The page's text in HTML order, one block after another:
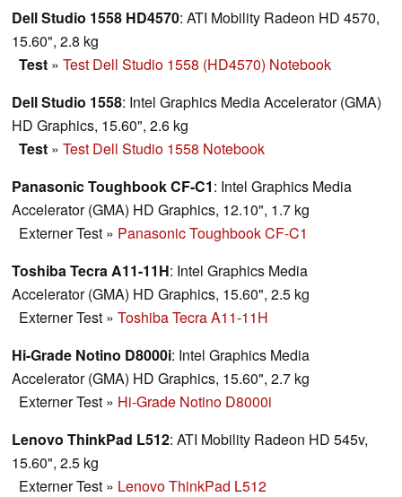
Dell Studio 1558 HD4570: ATI Mobility Radeon HD 4570,
15.60", 2.8 kg
Test » Test Dell Studio 1558 (HD4570) Notebook
Dell Studio 1558: Intel Graphics Media Accelerator (GMA)
HD Graphics, 15.60", 2.6 kg
Test » Test Dell Studio 1558 Notebook
Panasonic Toughbook CF-C1: Intel Graphics Media
Accelerator (GMA) HD Graphics, 12.10", 1.7 kg
Externer Test » Panasonic Toughbook CF-C1
Toshiba Tecra A11-11H: Intel Graphics Media
Accelerator (GMA) HD Graphics, 15.60", 2.5 kg
Externer Test » Toshiba Tecra A11-11H
Hi-Grade Notino D8000i: Intel Graphics Media
Accelerator (GMA) HD Graphics, 15.60", 2.7 kg
Externer Test » Hi-Grade Notino D8000i
Lenovo ThinkPad L512: ATI Mobility Radeon HD 545v,
15.60", 2.5 kg
Externer Test » Lenovo ThinkPad L512